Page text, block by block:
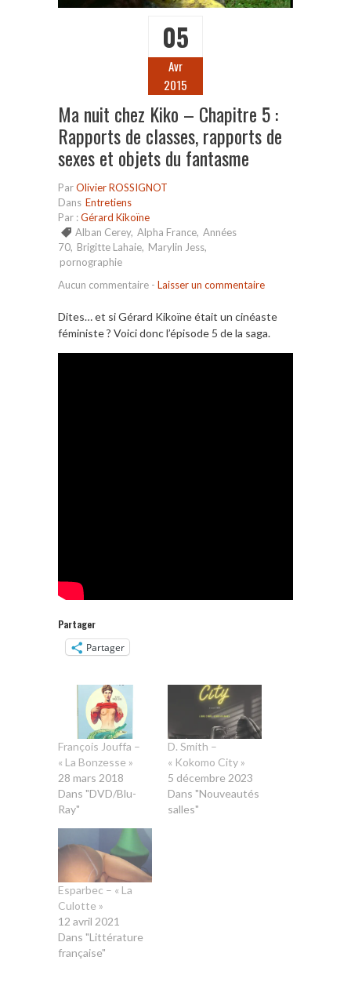
05
Avr
2015
Ma nuit chez Kiko – Chapitre 5 :
Rapports de classes, rapports de
sexes et objets du fantasme
ParOlivier ROSSIGNOT
Dans Entretiens
Par :Gérard Kikoïne
Alban Cerey, Alpha France, Années
70, Brigitte Lahaie, Marylin Jess,
pornographie
Aucun commentaire - Laisser un commentaire
Dites… et si Gérard Kikoïne était un cinéaste
féministe ? Voici donc l’épisode 5 de la saga.
Partager
Partager
François Jouffa –
« La Bonzesse »
28 mars 2018
Dans "DVD/Blu-
Ray"
D. Smith –
« Kokomo City »
5 décembre 2023
Dans "Nouveautés
salles"
Esparbec – « La
Culotte »
12 avril 2021
Dans "Littérature
française"